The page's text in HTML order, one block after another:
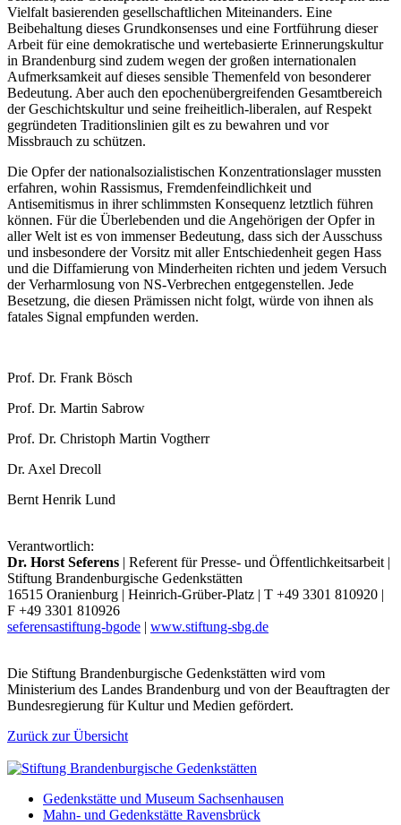
Vielfalt basierenden gesellschaftlichen Miteinanders. Eine
Beibehaltung dieses Grundkonsenses und eine Fortführung dieser
Arbeit für eine demokratische und wertebasierte Erinnerungskultur
in Brandenburg sind zudem wegen der großen internationalen
Aufmerksamkeit auf dieses sensible Themenfeld von besonderer
Bedeutung. Aber auch den epochenübergreifenden Gesamtbereich
der Geschichtskultur und seine freiheitlich-liberalen, auf Respekt
gegründeten Traditionslinien gilt es zu bewahren und vor
Missbrauch zu schützen.
Die Opfer der nationalsozialistischen Konzentrationslager mussten
erfahren, wohin Rassismus, Fremdenfeindlichkeit und
Antisemitismus in ihrer schlimmsten Konsequenz letztlich führen
können. Für die Überlebenden und die Angehörigen der Opfer in
aller Welt ist es von immenser Bedeutung, dass sich der Ausschuss
und insbesondere der Vorsitz mit aller Entschiedenheit gegen Hass
und die Diffamierung von Minderheiten richten und jedem Versuch
der Verharmlosung von NS-Verbrechen entgegenstellen. Jede
Besetzung, die diesen Prämissen nicht folgt, würde von ihnen als
fatales Signal empfunden werden.
Prof. Dr. Frank Bösch
Prof. Dr. Martin Sabrow
Prof. Dr. Christoph Martin Vogtherr
Dr. Axel Drecoll
Bernt Henrik Lund
Verantwortlich:
Dr. Horst Seferens | Referent für Presse- und Öffentlichkeitsarbeit |
Stiftung Brandenburgische Gedenkstätten
16515 Oranienburg | Heinrich-Grüber-Platz | T +49 3301 810920 |
F +49 3301 810926
seferensastiftung-bgode | www.stiftung-sbg.de
Die Stiftung Brandenburgische Gedenkstätten wird vom
Ministerium des Landes Brandenburg und von der Beauftragten der
Bundesregierung für Kultur und Medien gefördert.
Zurück zur Übersicht
Gedenkstätte und Museum Sachsenhausen
Mahn- und Gedenkstätte Ravensbrück